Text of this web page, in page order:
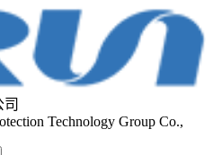
Technology Group Co.,